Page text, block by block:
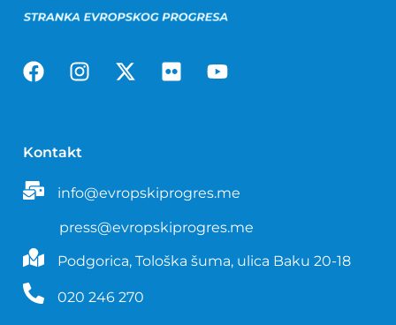
Kontakt
info@evropskiprogres.me
press@evropskiprogres.me
Podgorica, Tološka šuma, ulica Baku 20-18
020 246 270